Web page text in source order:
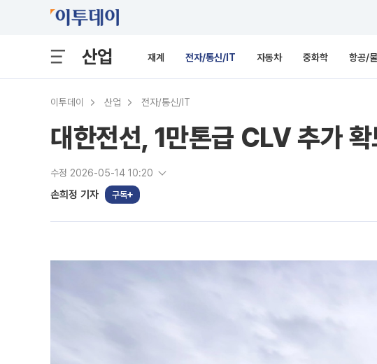
산업 재계 전자/통신/IT 자동차 중화학 항공/
이투데이 산업 전자/통신/IT
대한전선, 1만톤급 CLV 추가
수정 2026-05-14 10:20
손희정 기자 구독